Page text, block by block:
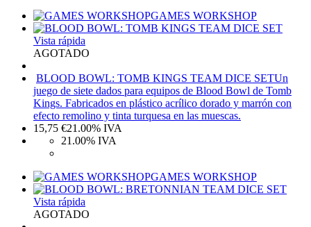
GAMES WORKSHOP
Vista rápida
AGOTADO
BLOOD BOWL: TOMB KINGS TEAM DICE SETUn
juego de siete dados para equipos de Blood Bowl de Tomb
Kings. Fabricados en plástico acrílico dorado y marrón con
efecto remolino y tinta turquesa en las muescas.
15,75 €21.00% IVA
21.00% IVA
GAMES WORKSHOP
Vista rápida
AGOTADO